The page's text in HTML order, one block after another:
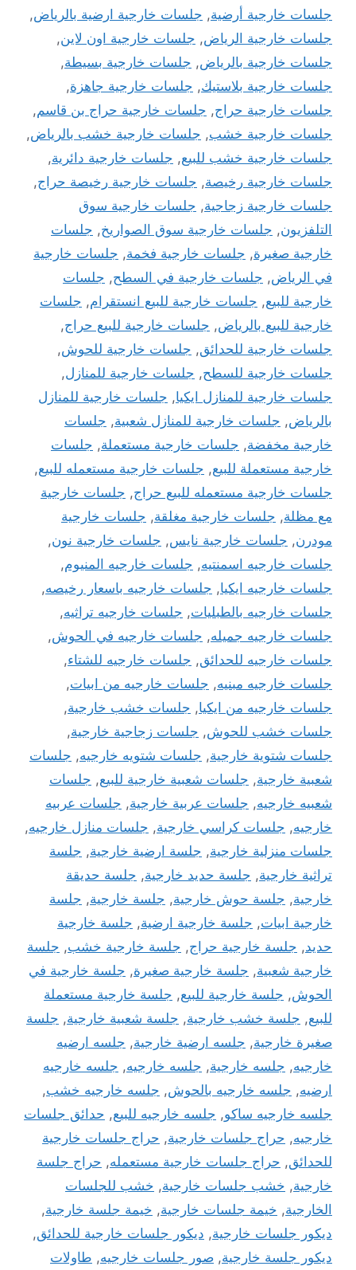
جلسات خارجية أرضية, جلسات خارجية ارضية بالرياض,
جلسات خارجية الرياض, جلسات خارجية اون لاين,
جلسات خارجية بالرياض, جلسات خارجية بسيطة,
جلسات خارجية بلاستيك, جلسات خارجية جاهزة,
جلسات خارجية حراج, جلسات خارجية حراج بن قاسم,
جلسات خارجية خشب, جلسات خارجية خشب بالرياض,
جلسات خارجية خشب للبيع, جلسات خارجية دائرية,
جلسات خارجية رخيصة, جلسات خارجية رخيصة حراج,
جلسات خارجية زجاجية, جلسات خارجية سوق
التلفزيون, جلسات خارجية سوق الصواريخ, جلسات
خارجية صغيرة, جلسات خارجية فخمة, جلسات خارجية
في الرياض, جلسات خارجية في السطح, جلسات
خارجية للبيع, جلسات خارجية للبيع انستقرام, جلسات
خارجية للبيع بالرياض, جلسات خارجية للبيع حراج,
جلسات خارجية للحدائق, جلسات خارجية للحوش,
جلسات خارجية للسطح, جلسات خارجية للمنازل,
جلسات خارجية للمنازل ايكيا, جلسات خارجية للمنازل
بالرياض, جلسات خارجية للمنازل شعبية, جلسات
خارجية مخفضة, جلسات خارجية مستعملة, جلسات
خارجية مستعملة للبيع, جلسات خارجية مستعمله للبيع,
جلسات خارجية مستعمله للبيع حراج, جلسات خارجية
مع مظلة, جلسات خارجية مغلقة, جلسات خارجية
مودرن, جلسات خارجية نايس, جلسات خارجية نون,
جلسات خارجيه اسمنتيه, جلسات خارجيه المنيوم,
جلسات خارجيه ايكيا, جلسات خارجيه باسعار رخيصه,
جلسات خارجيه بالطبليات, جلسات خارجيه تراثيه,
جلسات خارجيه جميله, جلسات خارجيه في الحوش,
جلسات خارجيه للحدائق, جلسات خارجيه للشتاء,
جلسات خارجيه مبنيه, جلسات خارجيه من ابيات,
جلسات خارجيه من ايكيا, جلسات خشب خارجية,
جلسات خشب للحوش, جلسات زجاجية خارجية,
جلسات شتوية خارجية, جلسات شتويه خارجيه, جلسات
شعبية خارجية, جلسات شعبية خارجية للبيع, جلسات
شعبيه خارجيه, جلسات عربية خارجية, جلسات عربيه
خارجيه, جلسات كراسي خارجية, جلسات منازل خارجيه,
جلسات منزلية خارجية, جلسة ارضية خارجية, جلسة
تراثية خارجية, جلسة حديد خارجية, جلسة حديقة
خارجية, جلسة حوش خارجية, جلسة خارجية, جلسة
خارجية ابيات, جلسة خارجية ارضية, جلسة خارجية
حديد, جلسة خارجية حراج, جلسة خارجية خشب, جلسة
خارجية شعبية, جلسة خارجية صغيرة, جلسة خارجية في
الحوش, جلسة خارجية للبيع, جلسة خارجية مستعملة
للبيع, جلسة خشب خارجية, جلسة شعبية خارجية, جلسة
صغيرة خارجية, جلسه ارضية خارجية, جلسه ارضيه
خارجيه, جلسه خارجية, جلسه خارجيه, جلسه خارجيه
ارضيه, جلسه خارجيه بالحوش, جلسه خارجيه خشب,
جلسه خارجيه ساكو, جلسه خارجيه للبيع, حدائق جلسات
خارجيه, حراج جلسات خارجية, حراج جلسات خارجية
للحدائق, حراج جلسات خارجية مستعمله, حراج جلسة
خارجية, خشب جلسات خارجية, خشب للجلسات
الخارجية, خيمة جلسات خارجية, خيمة جلسة خارجية,
ديكور جلسات خارجية, ديكور جلسات خارجية للحدائق,
ديكور جلسة خارجية, صور جلسات خارجيه, طاولات